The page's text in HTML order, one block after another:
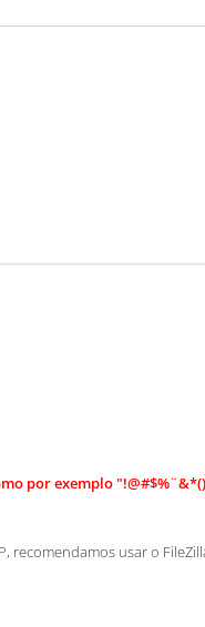
por exemplo
recomendamos usar o